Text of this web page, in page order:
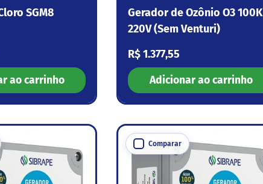
SGM8
ao carrinho
Gerador de Ozônio O3 100K
220V (Sem Venturi)
Preço normal
R$ 1.377,55
Adicionar ao carrinho
Comparar